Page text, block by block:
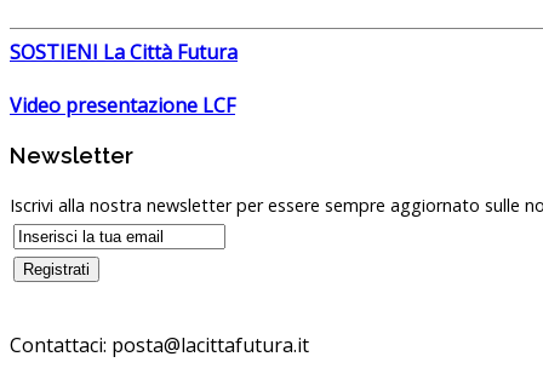
SOSTIENI La Città Futura
Video presentazione LCF
Newsletter
Iscrivi alla nostra newsletter per essere sempre aggiornato sulle
Contattaci: